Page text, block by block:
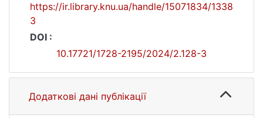
https://ir.library.knu.ua/handle/15071834/1338
3
DOI :
10.17721/1728-2195/2024/2.128-3
Додаткові дані публікації